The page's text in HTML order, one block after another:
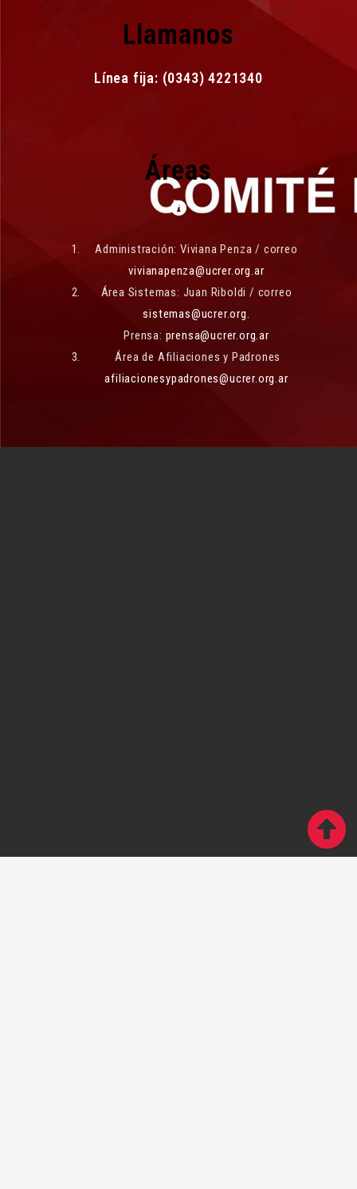
Llamanos
Línea fija: (0343) 4221340
Áreas
Administración: Viviana Penza / correo
vivianapenza@ucrer.org.ar
Área Sistemas: Juan Riboldi / correo
sistemas@ucrer.org.
Prensa: prensa@ucrer.org.ar
Área de Afiliaciones y Padrones
afiliacionesypadrones@ucrer.org.ar